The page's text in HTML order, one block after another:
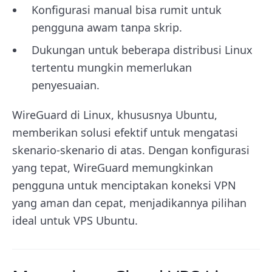
Konfigurasi manual bisa rumit untuk
pengguna awam tanpa skrip.
Dukungan untuk beberapa distribusi Linux
tertentu mungkin memerlukan
penyesuaian.
WireGuard di Linux, khususnya Ubuntu,
memberikan solusi efektif untuk mengatasi
skenario-skenario di atas. Dengan konfigurasi
yang tepat, WireGuard memungkinkan
pengguna untuk menciptakan koneksi VPN
yang aman dan cepat, menjadikannya pilihan
ideal untuk VPS Ubuntu.